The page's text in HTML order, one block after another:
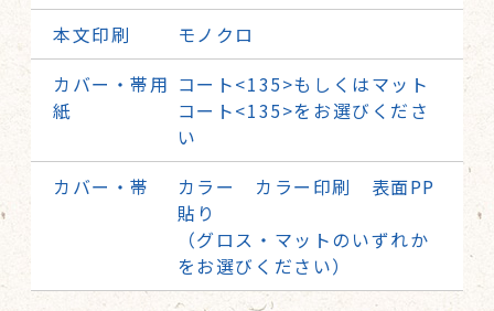
本文印刷
モノクロ
カバー・帯用
紙
コート<135>もしくはマット
コート<135>をお選びくださ
い
カバー・帯
カラー カラー印刷 表面PP
貼り
（グロス・マットのいずれか
をお選びください）